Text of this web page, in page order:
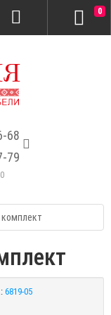
68
79
0
комплект
6819-05